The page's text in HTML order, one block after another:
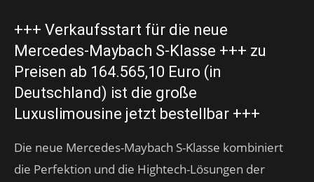
+++ Verkaufsstart für die neue
Mercedes-Maybach S-Klasse +++ zu
Preisen ab 164.565,10 Euro (in
Deutschland) ist die große
Luxuslimousine jetzt bestellbar +++
Die neue Mercedes-Maybach S-Klasse kombiniert
die Perfektion und die Hightech-Lösungen der